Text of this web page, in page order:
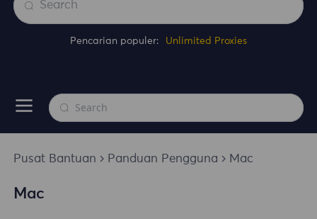
Pencarian populer: Unlimited Proxies
Pusat Bantuan Panduan Pengguna Mac
Mac